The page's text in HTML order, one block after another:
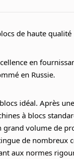
de haute qualité
en
en Russie.
idéal. Après
à blocs
volume de
de nombreux
aux normes